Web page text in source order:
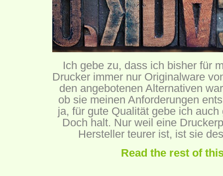
Ich gebe zu, dass ich bisher für
Drucker immer nur Originalware
den angebotenen Alternativen
ob sie meinen Anforderungen
ja, für gute Qualität gebe ich
Doch halt. Nur weil eine
Hersteller teurer ist, ist sie
Read the rest of